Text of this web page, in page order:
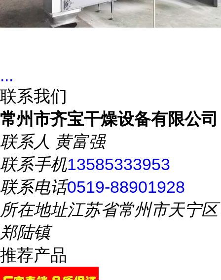
...
联系我们
常州市齐宝干燥设备有限公司
联系人 黄富强
联系手机13585333953
联系电话0519-88901928
所在地址江苏省常州市天宁区
郑陆镇
推荐产品